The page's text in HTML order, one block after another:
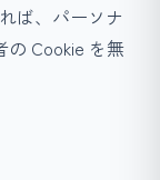
ば、パーソナ
の Cookie を無